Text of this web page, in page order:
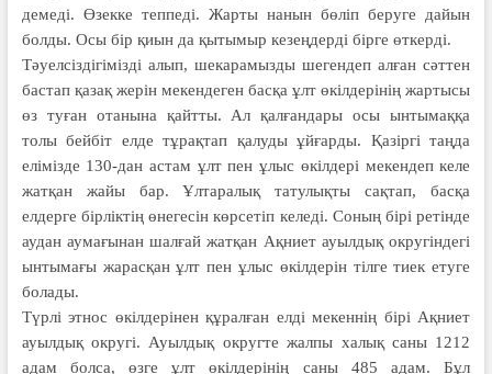
демеді. Өзекке теппеді. Жарты нанын бөліп беруге дайын
болды. Осы бір қиын да қытымыр кезеңдерді бірге өткерді.
Тәуелсіздігімізді алып, шекара­мызды шегендеп алған сәттен
бастап қазақ жерін мекендеген басқа ұлт өкіл­дерінің жартысы
өз туған ота­нына қайтты. Ал қалғандары осы ынты­маққа
толы бейбіт елде тұ­рақ­тап қалуды ұйғарды. Қазіргі таң­да
елімізде 130-дан астам ұлт пен ұлыс өкілдері мекендеп келе
жатқан жайы бар. Ұлтаралық татулықты сақтап, басқа
елдерге бірліктің өне­ге­сін көрсетіп келеді. Соның бірі ретінде
аудан аумағынан шалғай жатқан Ақниет ауылдық окру­гін­дегі
ынтымағы жарасқан ұлт пен ұлыс өкілдерін тілге тиек етуге
болады.
Түрлі этнос өкілдерінен құралған елді мекеннің бірі Ақниет
ауылдық округі. Ауылдық округте жалпы халық саны 1212
адам болса, өзге ұлт өкілдерінің саны 485 адам. Бұл